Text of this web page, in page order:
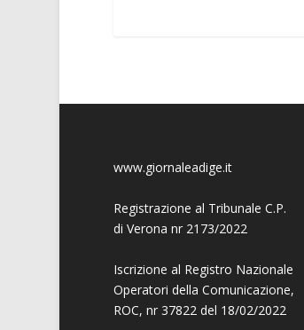
www.giornaleadige.it
Registrazione al Tribunale C.P.
di Verona nr 2173/2022
Iscrizione al Registro Nazionale
Operatori della Comunicazione,
ROC, nr 37822 del 18/02/2022